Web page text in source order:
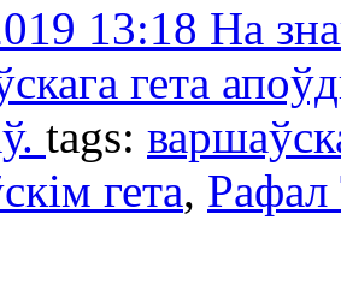
13:18 На
гета
tags:
гета, Рафал